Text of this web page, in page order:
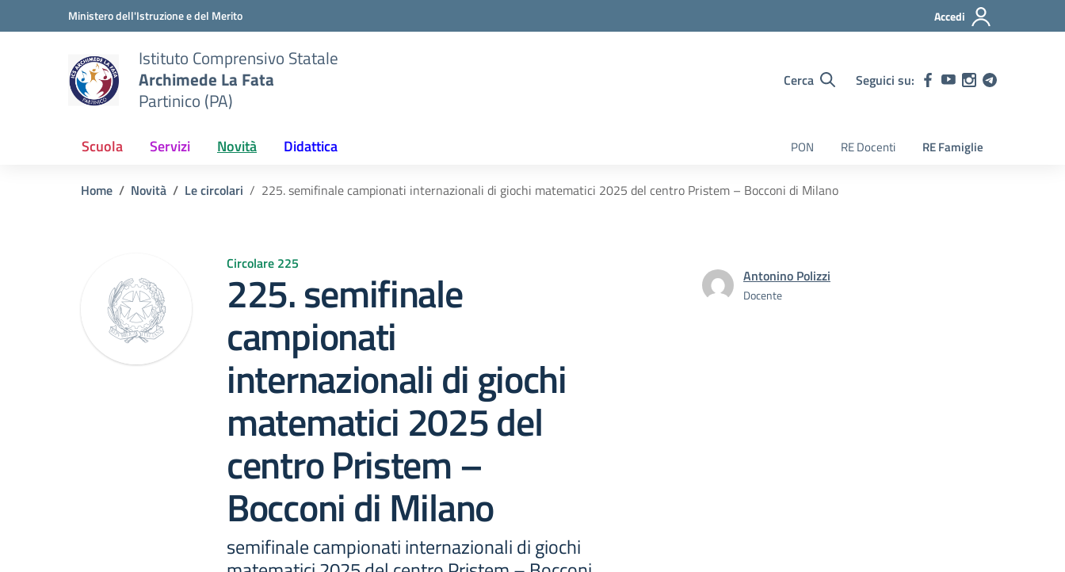
Vai ai contenuti
Vai al menu di navigazioneMinistero dell'Istruzione e del Merito Accedi
Istituto Comprensivo Statale
Archimede La Fata
Partinico (PA)
Cerca Seguici su:
Scuola Servizi Novità Didattica PON RE Docenti RE Famiglie
Home Novità Le circolari 225. semifinale campionati internazionali di giochi matematici 2025 del centro Pristem – Bocconi di Milano
Circolare 225
225. semifinale
campionati
internazionali di giochi
matematici 2025 del
centro Pristem –
Bocconi di Milano
semifinale campionati internazionali di giochi
Antonino Polizzi
Docente